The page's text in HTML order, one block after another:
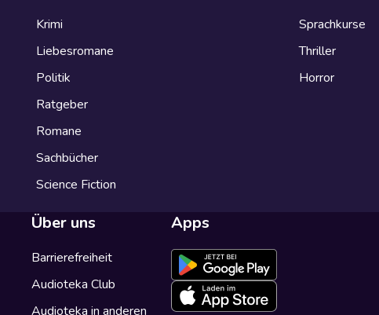
Krimi
Liebesromane
Politik
Ratgeber
Romane
Sachbücher
Science Fiction
Sprachkurse
Thriller
Horror
Über uns
Barrierefreiheit
Audioteka Club
Audioteka in anderen
Apps